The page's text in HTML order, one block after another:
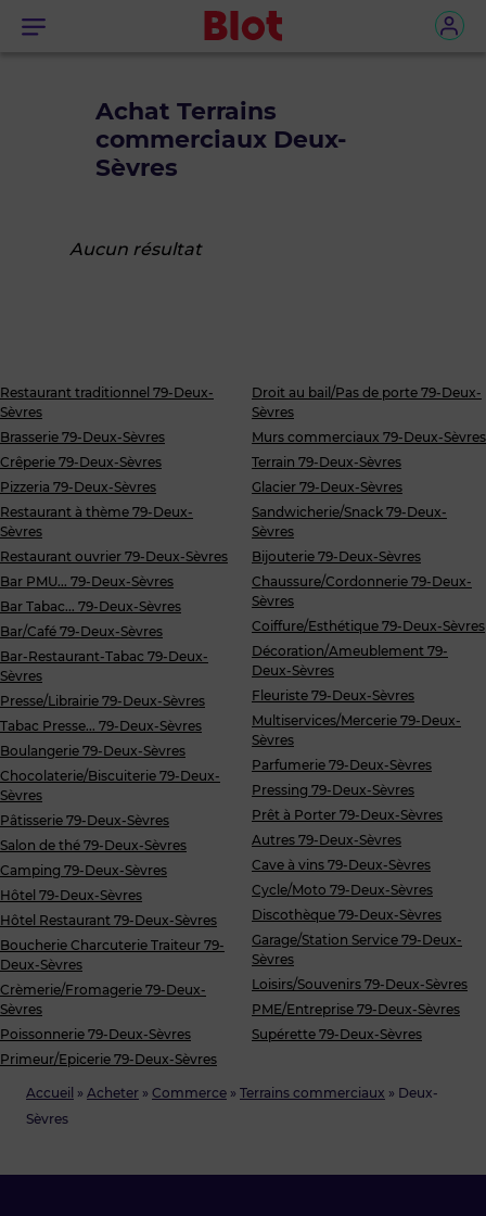
Menu
Accueil » Acheter » Commerce » Terrains commerciaux » Deux-
Sèvres
Achat Terrains
commerciaux Deux-
Sèvres
Aucun résultat
Restaurant traditionnel 79-Deux-
Sèvres
Brasserie 79-Deux-Sèvres
Crêperie 79-Deux-Sèvres
Pizzeria 79-Deux-Sèvres
Restaurant à thème 79-Deux-
Sèvres
Restaurant ouvrier 79-Deux-Sèvres
Bar PMU... 79-Deux-Sèvres
Bar Tabac... 79-Deux-Sèvres
Bar/Café 79-Deux-Sèvres
Bar-Restaurant-Tabac 79-Deux-
Sèvres
Presse/Librairie 79-Deux-Sèvres
Tabac Presse... 79-Deux-Sèvres
Boulangerie 79-Deux-Sèvres
Chocolaterie/Biscuiterie 79-Deux-
Sèvres
Pâtisserie 79-Deux-Sèvres
Salon de thé 79-Deux-Sèvres
Camping 79-Deux-Sèvres
Hôtel 79-Deux-Sèvres
Hôtel Restaurant 79-Deux-Sèvres
Boucherie Charcuterie Traiteur 79-
Deux-Sèvres
Crèmerie/Fromagerie 79-Deux-
Sèvres
Poissonnerie 79-Deux-Sèvres
Primeur/Epicerie 79-Deux-Sèvres
Droit au bail/Pas de porte 79-Deux-
Sèvres
Murs commerciaux 79-Deux-Sèvres
Terrain 79-Deux-Sèvres
Glacier 79-Deux-Sèvres
Sandwicherie/Snack 79-Deux-
Sèvres
Bijouterie 79-Deux-Sèvres
Chaussure/Cordonnerie 79-Deux-
Sèvres
Coiffure/Esthétique 79-Deux-Sèvres
Décoration/Ameublement 79-
Deux-Sèvres
Fleuriste 79-Deux-Sèvres
Multiservices/Mercerie 79-Deux-
Sèvres
Parfumerie 79-Deux-Sèvres
Pressing 79-Deux-Sèvres
Prêt à Porter 79-Deux-Sèvres
Autres 79-Deux-Sèvres
Cave à vins 79-Deux-Sèvres
Cycle/Moto 79-Deux-Sèvres
Discothèque 79-Deux-Sèvres
Garage/Station Service 79-Deux-
Sèvres
Loisirs/Souvenirs 79-Deux-Sèvres
PME/Entreprise 79-Deux-Sèvres
Supérette 79-Deux-Sèvres